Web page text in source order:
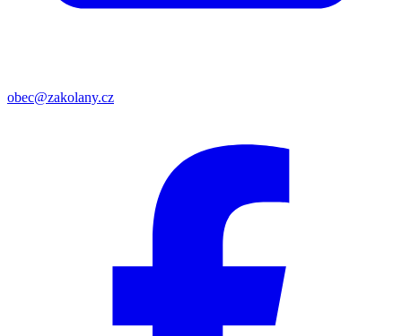
obec@zakolany.cz